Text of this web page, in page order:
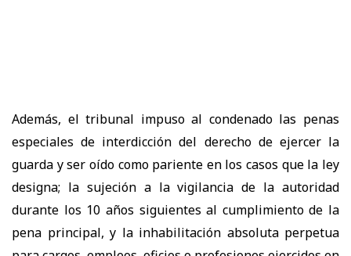
Además, el tribunal impuso al condenado las penas
especiales de interdicción del derecho de ejercer la
guarda y ser oído como pariente en los casos que la ley
designa; la sujeción a la vigilancia de la autoridad
durante los 10 años siguientes al cumplimiento de la
pena principal, y la inhabilitación absoluta perpetua